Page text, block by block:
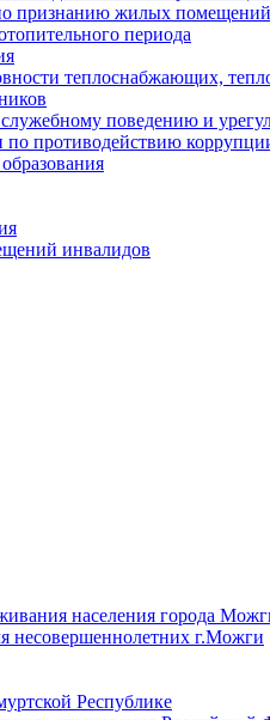
признанию жилых
периода
теплоснабжающих,
поведению и
по противодействию
инвалидов
населения города
несовершеннолетних г.Можги
Республике